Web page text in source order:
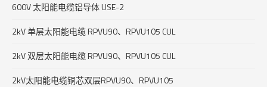
600V 太阳能电缆铝导体 USE-2
2kV 单层太阳能电缆 RPVU90、RPVU105 CUL
2kV 双层太阳能电缆 RPVU90、RPVU105 CUL
2kV太阳能电缆铜芯双层RPVU90、RPVU105